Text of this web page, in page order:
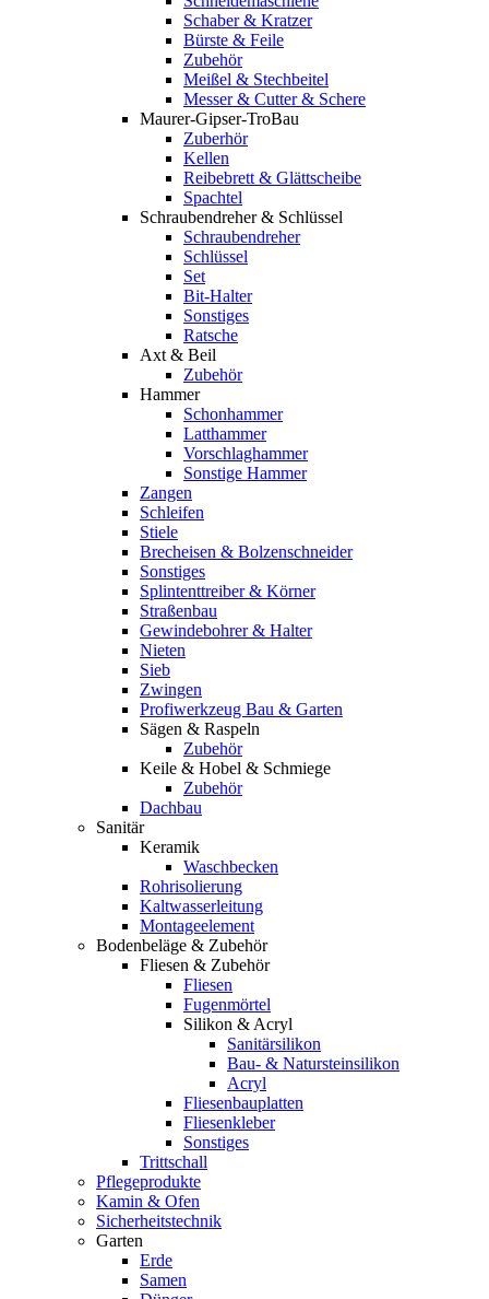
Schaber & Kratzer
Bürste & Feile
Zubehör
Meißel & Stechbeitel
Messer & Cutter & Schere
Maurer-Gipser-TroBau
Zuberhör
Kellen
Reibebrett & Glättscheibe
Spachtel
Schraubendreher & Schlüssel
Schraubendreher
Schlüssel
Set
Bit-Halter
Sonstiges
Ratsche
Axt & Beil
Zubehör
Hammer
Schonhammer
Latthammer
Vorschlaghammer
Sonstige Hammer
Zangen
Schleifen
Stiele
Brecheisen & Bolzenschneider
Sonstiges
Splintenttreiber & Körner
Straßenbau
Gewindebohrer & Halter
Nieten
Sieb
Zwingen
Profiwerkzeug Bau & Garten
Sägen & Raspeln
Zubehör
Keile & Hobel & Schmiege
Zubehör
Dachbau
Sanitär
Keramik
Waschbecken
Rohrisolierung
Kaltwasserleitung
Montageelement
Bodenbeläge & Zubehör
Fliesen & Zubehör
Fliesen
Fugenmörtel
Silikon & Acryl
Sanitärsilikon
Bau- & Natursteinsilikon
Acryl
Fliesenbauplatten
Fliesenkleber
Sonstiges
Trittschall
Pflegeprodukte
Kamin & Ofen
Sicherheitstechnik
Garten
Erde
Samen